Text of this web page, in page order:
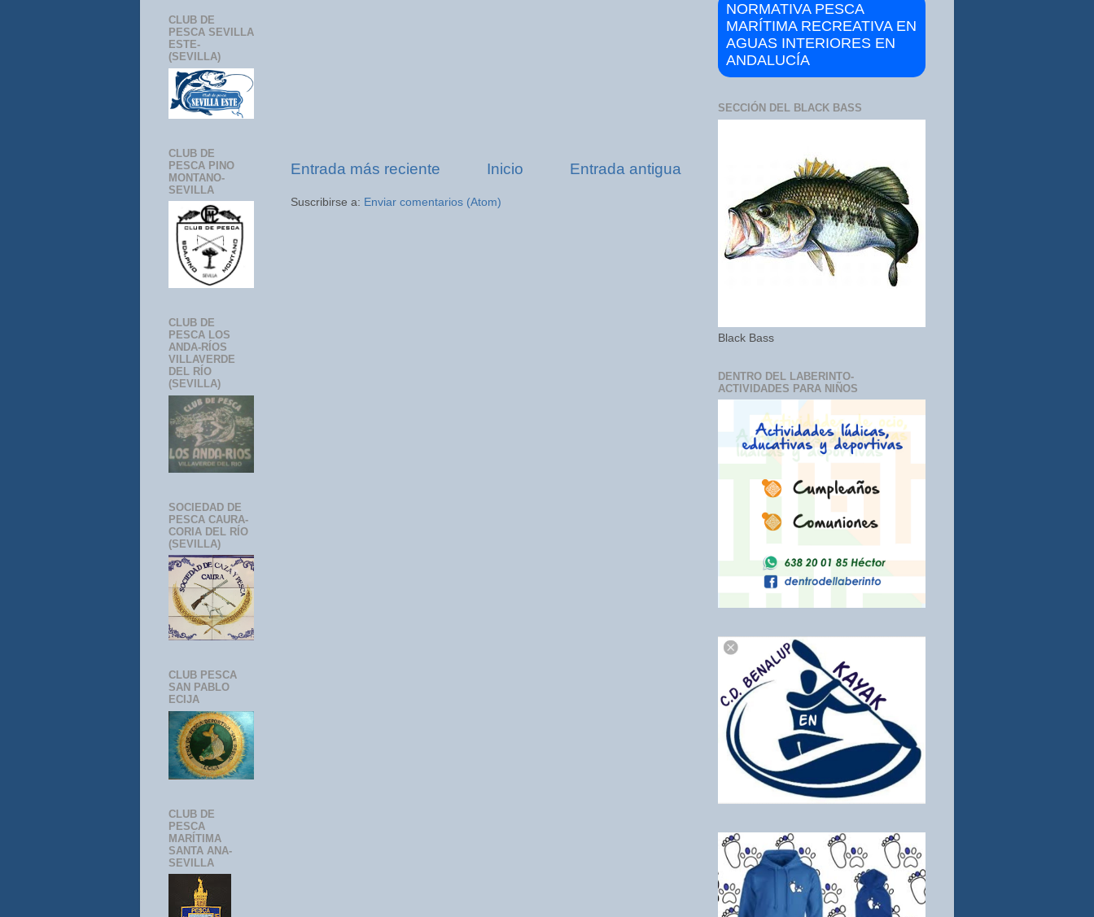
Entrada más reciente Entrada antigua
Inicio
Suscribirse a: Enviar comentarios (Atom)
CLUB DE
PESCA SEVILLA
ESTE-
(SEVILLA)
CLUB DE
PESCA PINO
MONTANO-
SEVILLA
CLUB DE
PESCA LOS
ANDA-RÍOS
VILLAVERDE
DEL RÍO
(SEVILLA)
SOCIEDAD DE
PESCA CAURA-
CORIA DEL RÍO
(SEVILLA)
CLUB PESCA
SAN PABLO
ECIJA
CLUB DE
PESCA
MARÍTIMA
SANTA ANA-
SEVILLA
NORMATIVA PESCA
MARÍTIMA RECREATIVA EN
AGUAS INTERIORES EN
ANDALUCÍA
SECCIÓN DEL BLACK BASS
Black Bass
DENTRO DEL LABERINTO-
ACTIVIDADES PARA NIÑOS